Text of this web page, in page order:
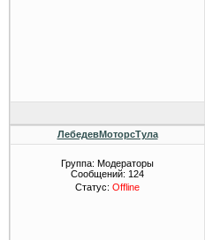
ЛебедевМоторсТула
Группа: Модераторы
Сообщений: 124
Статус: Offline